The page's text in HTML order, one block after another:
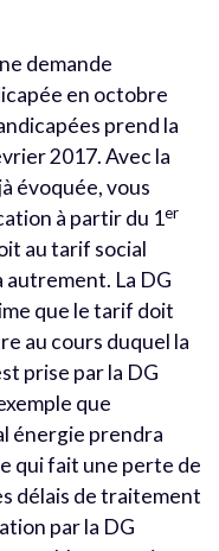
demande
en octobre
prend la
2017. Avec la
évoquée, vous
à partir du 1er
au tarif social
autrement. La DG
que le tarif doit
au cours duquel la
prise par la DG
que
énergie prendra
qui fait une perte de
délais de traitement
par la DG